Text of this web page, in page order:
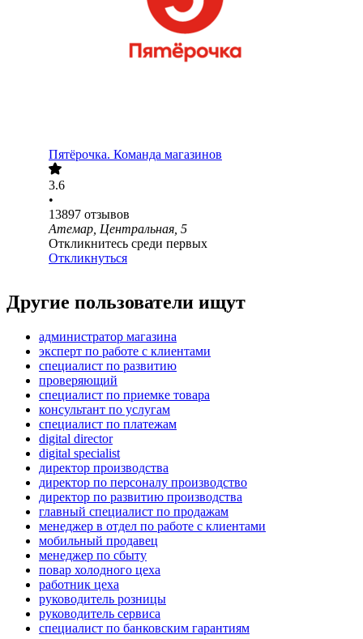
Пятёрочка. Команда магазинов
3.6
•
13897 отзывов
Атемар, Центральная, 5
Откликнитесь среди первых
Откликнуться
Другие пользователи ищут
администратор магазина
эксперт по работе с клиентами
специалист по развитию
проверяющий
специалист по приемке товара
консультант по услугам
специалист по платежам
digital director
digital specialist
директор производства
директор по персоналу производство
директор по развитию производства
главный специалист по продажам
менеджер в отдел по работе с клиентами
мобильный продавец
менеджер по сбыту
повар холодного цеха
работник цеха
руководитель розницы
руководитель сервиса
специалист по банковским гарантиям